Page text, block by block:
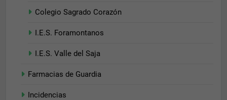
Colegio Sagrado Corazón
I.E.S. Foramontanos
I.E.S. Valle del Saja
Farmacias de Guardia
Incidencias